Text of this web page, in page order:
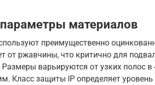
материалов
преимущественно
от ржавчины, что критично для
Размеры варьируются от узких полос
Класс защиты IP определяет